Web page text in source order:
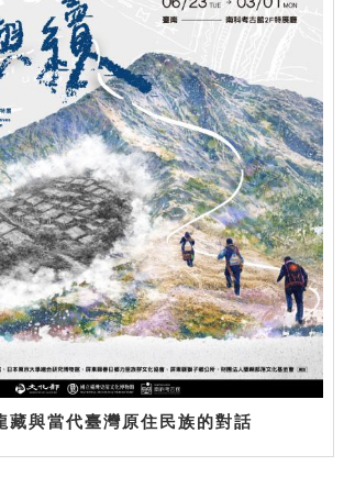
藏與當代臺灣原住民族的對話